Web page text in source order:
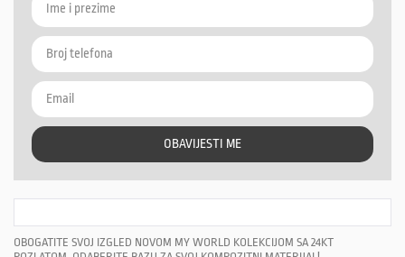
OBAVIJESTI ME
OBOGATITE SVOJ IZGLED NOVOM MY WORLD KOLEKCIJOM SA 24KT